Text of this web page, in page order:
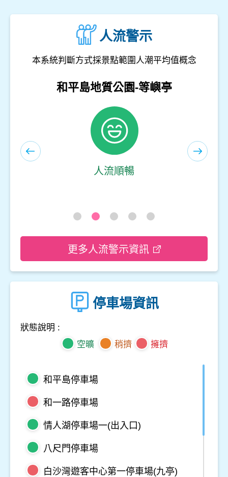
人流警示
本系統判斷方式採景點範圍人潮平均值概念
和平島地質公園-遊客服務中心(室內)
人流順暢
更多人流警示資訊
停車場資訊
狀態說明 :
空曠
稍擠 擁擠
和平島停車場
和一路停車場
情人湖停車場一(出入口)
八尺門停車場
白沙灣遊客中心第一停車場(九亭)